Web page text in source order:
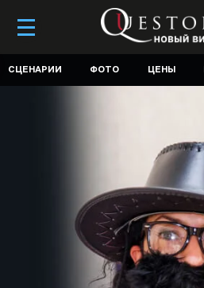
СЦЕНАРИИ ФОТО ЦЕНЫ